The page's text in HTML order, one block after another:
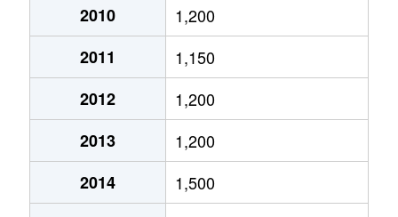
北８条東
300万円
北８条東
3,000万円
北８条東
2,600万円
北９条東
3,400万円
北１０条東
1,800万円
2010
1,200
2011
1,150
2012
1,200
2013
1,200
2014
1,500